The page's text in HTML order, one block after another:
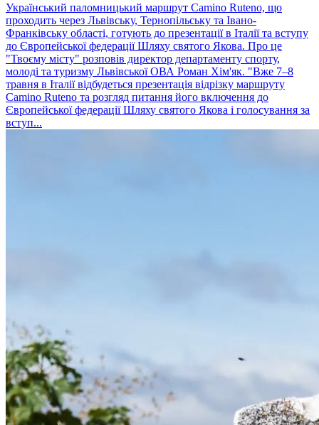
Український паломницький маршрут Camino Ruteno, що
проходить через Львівську, Тернопільську та Івано-
Франківську області, готують до презентації в Італії та вступу
до Європейської федерації Шляху святого Якова. Про це
"Твоєму місту" розповів директор департаменту спорту,
молоді та туризму Львівської ОВА Роман Хім'як. "Вже 7–8
травня в Італії відбудеться презентація відрізку маршруту
Camino Ruteno та розгляд питання його включення до
Європейської федерації Шляху святого Якова і голосування за
вступ...